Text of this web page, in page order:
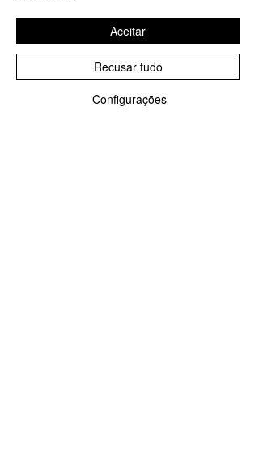
mais detalhes, favor consultar
nossaPolítica de Troca e
Devoluções
Caso tenha dúvidas sobre o
tamanho certo do seu cinto,clique
Ainda não há avaliações
Configurações
Recusar tudo
Aceitar